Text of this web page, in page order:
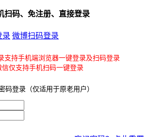
扫码、免注册、直接登录
录 微博扫码登录
支持手机端浏览器一键登录及扫码登录
信仅支持手机扫码一键登录
码登录（仅适用于原老用户）